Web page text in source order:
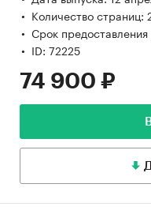
Количество страниц:
Срок
ID: 72225
74 900 ₽